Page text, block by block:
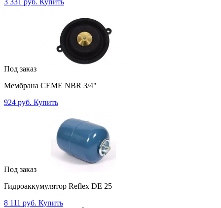
3 331 руб. Купить
Под заказ
Мембрана CEME NBR 3/4"
924 руб. Купить
Под заказ
Гидроаккумулятор Reflex DE 25
8 111 руб. Купить